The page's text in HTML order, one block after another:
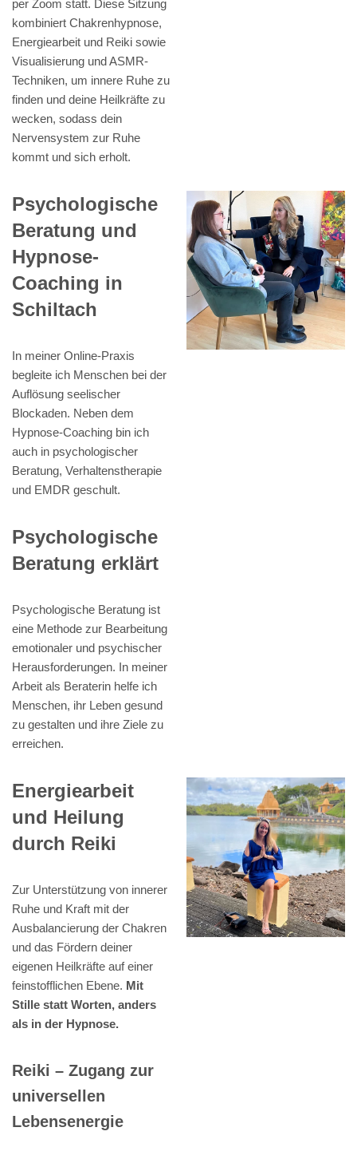
per Zoom statt. Diese Sitzung
kombiniert Chakrenhypnose,
Energiearbeit und Reiki sowie
Visualisierung und ASMR-
Techniken, um innere Ruhe zu
finden und deine Heilkräfte zu
wecken, sodass dein
Nervensystem zur Ruhe
kommt und sich erholt.
Psychologische
Beratung und
Hypnose-
Coaching in
Schiltach
In meiner Online-Praxis
begleite ich Menschen bei der
Auflösung seelischer
Blockaden. Neben dem
Hypnose-Coaching bin ich
auch in psychologischer
Beratung, Verhaltenstherapie
und EMDR geschult.
Psychologische
Beratung erklärt
Psychologische Beratung ist
eine Methode zur Bearbeitung
emotionaler und psychischer
Herausforderungen. In meiner
Arbeit als Beraterin helfe ich
Menschen, ihr Leben gesund
zu gestalten und ihre Ziele zu
erreichen.
Energiearbeit
und Heilung
durch Reiki
Zur Unterstützung von innerer
Ruhe und Kraft mit der
Ausbalancierung der Chakren
und das Fördern deiner
eigenen Heilkräfte auf einer
feinstofflichen Ebene. Mit
Stille statt Worten, anders
als in der Hypnose.
Reiki – Zugang zur
universellen
Lebensenergie